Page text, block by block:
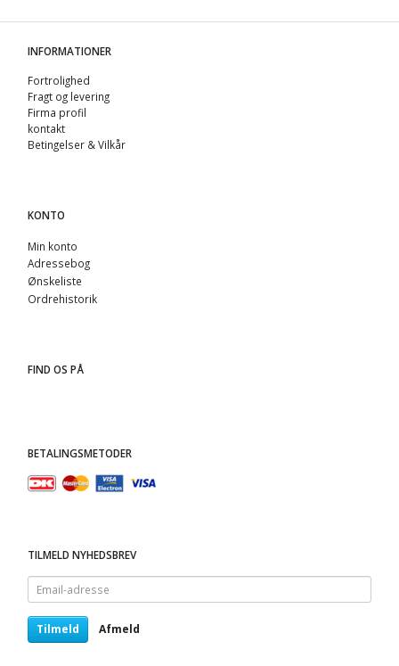
INFORMATIONER
Fortrolighed
Fragt og levering
Firma profil
kontakt
Betingelser & Vilkår
KONTO
Min konto
Adressebog
Ønskeliste
Ordrehistorik
FIND OS PÅ
BETALINGSMETODER
TILMELD NYHEDSBREV
Email-
adresse
Tilmeld Afmeld